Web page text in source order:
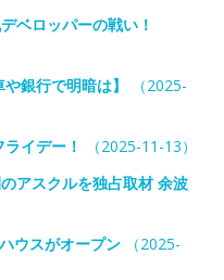
ロッパーの戦い！
銀行で明暗は】
（2025-
イデー！
（2025-11-13）
アスクルを独占取材 余波
ウスがオープン（2025-